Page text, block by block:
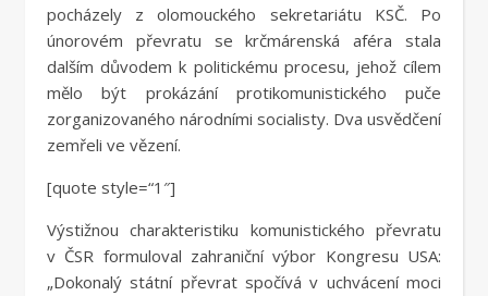
pocházely z olomouckého sekretariátu KSČ. Po
únorovém převratu se krčmárenská aféra stala
dalším důvodem k politickému procesu, jehož cílem
mělo být prokázání protikomunistického puče
zorganizovaného národními socialisty. Dva usvědčení
zemřeli ve vězení.
[quote style=“1″]
Výstižnou charakteristiku komunistického převratu
v ČSR formuloval zahraniční výbor Kongresu USA:
„Dokonalý státní převrat spočívá v uchvácení moci